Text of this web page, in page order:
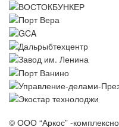
© ООО “Аркос” -